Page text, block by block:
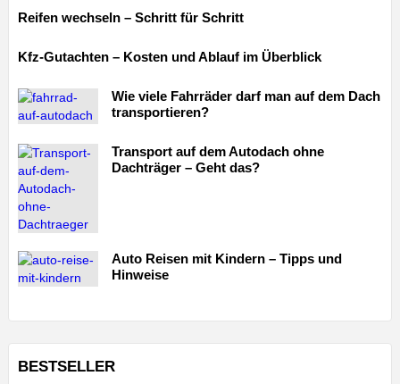
Reifen wechseln – Schritt für Schritt
Kfz-Gutachten – Kosten und Ablauf im Überblick
Wie viele Fahrräder darf man auf dem Dach
transportieren?
Transport auf dem Autodach ohne
Dachträger – Geht das?
Auto Reisen mit Kindern – Tipps und
Hinweise
BESTSELLER